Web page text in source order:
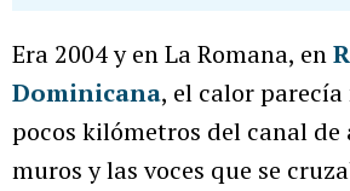
Era 2004 y en La Romana, en
Dominicana, el calor
pocos kilómetros del canal de
muros y las voces que se